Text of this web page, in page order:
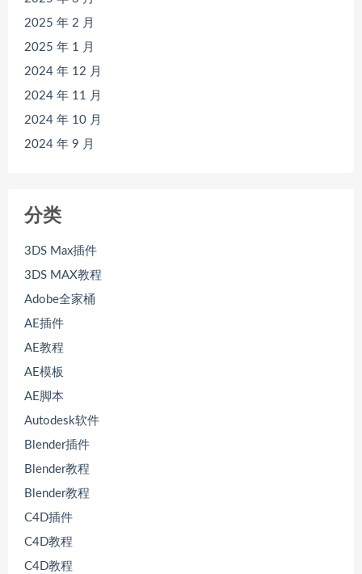
2025 年 2 月
2025 年 1 月
2024 年 12 月
2024 年 11 月
2024 年 10 月
2024 年 9 月
分类
3DS Max插件
3DS MAX教程
Adobe全家桶
AE插件
AE教程
AE模板
AE脚本
Autodesk软件
Blender插件
Blender教程
Blender教程
C4D插件
C4D教程
C4D教程